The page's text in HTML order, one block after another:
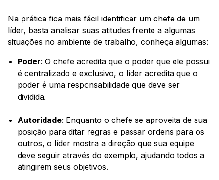
Na prática fica mais fácil identificar um chefe de um
líder, basta analisar suas atitudes frente a algumas
situações no ambiente de trabalho, conheça algumas:
Poder: O chefe acredita que o poder que ele possui
é centralizado e exclusivo, o líder acredita que o
poder é uma responsabilidade que deve ser
dividida.
Autoridade: Enquanto o chefe se aproveita de sua
posição para ditar regras e passar ordens para os
outros, o líder mostra a direção que sua equipe
deve seguir através do exemplo, ajudando todos a
atingirem seus objetivos.